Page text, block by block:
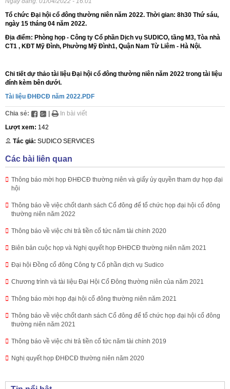
Tổ chức Đại hội cổ đông thường niên năm 2022. Thời gian: 8h30 Thứ sáu,
ngày 15 tháng 04 năm 2022.
Địa điểm: Phòng họp - Công ty Cổ phần Dịch vụ SUDICO, tầng M3, Tòa nhà
CT1 , KĐT Mỹ Đình, Phường Mỹ Đình1, Quận Nam Từ Liêm - Hà Nội.
Chi tiết dự thảo tài liệu Đại hội cổ đông thường niên năm 2022 trong tài liệu
đính kèm bên dưới.
Tài liệu ĐHĐCĐ năm 2022.PDF
Chia sẻ:
In bài viết
Lượt xem: 142
Tác giả: SUDICO SERVICES
Các bài liên quan
Thông báo mời họp ĐHĐCĐ thường niên và giấy ủy quyền tham dự họp đại
hội
Thông báo về việc chốt danh sách Cổ đông để tổ chức họp đại hội cổ đông
thường niên năm 2022
Thông báo về việc chi trả tiền cổ tức năm tài chính 2020
Biên bản cuộc họp và Nghị quyết họp ĐHĐCĐ thường niên năm 2021
Đại hội Đồng cổ đông Công ty Cổ phần dịch vụ Sudico
Chương trình và tài liệu Đại Hội Cổ Đông thường niên của năm 2021
Thông báo mời họp đại hội cổ đông thường niên năm 2021
Thông báo về việc chốt danh sách Cổ đông để tổ chức họp đại hội cổ đông
thường niên năm 2021
Thông báo về việc chi trả tiền cổ tức năm tài chính 2019
Nghị quyết họp ĐHĐCĐ thường niên năm 2020